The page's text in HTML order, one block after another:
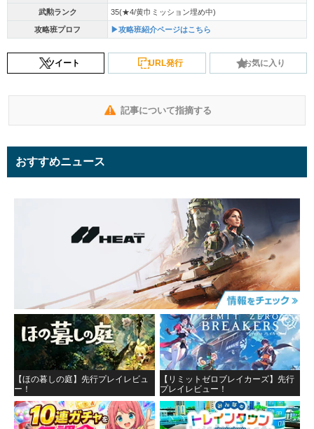
武勲ランク 35(★4/黄巾ミッション埋め中)
攻略班プロフ ▶攻略班紹介ページはこちら
ツイート URL発行 お気に入り
記事について指摘する
おすすめニュース
【ほの暮しの庭】先行プレイレビュ
ー！
【リミットゼロブレイカーズ】先行
プレイレビュー！